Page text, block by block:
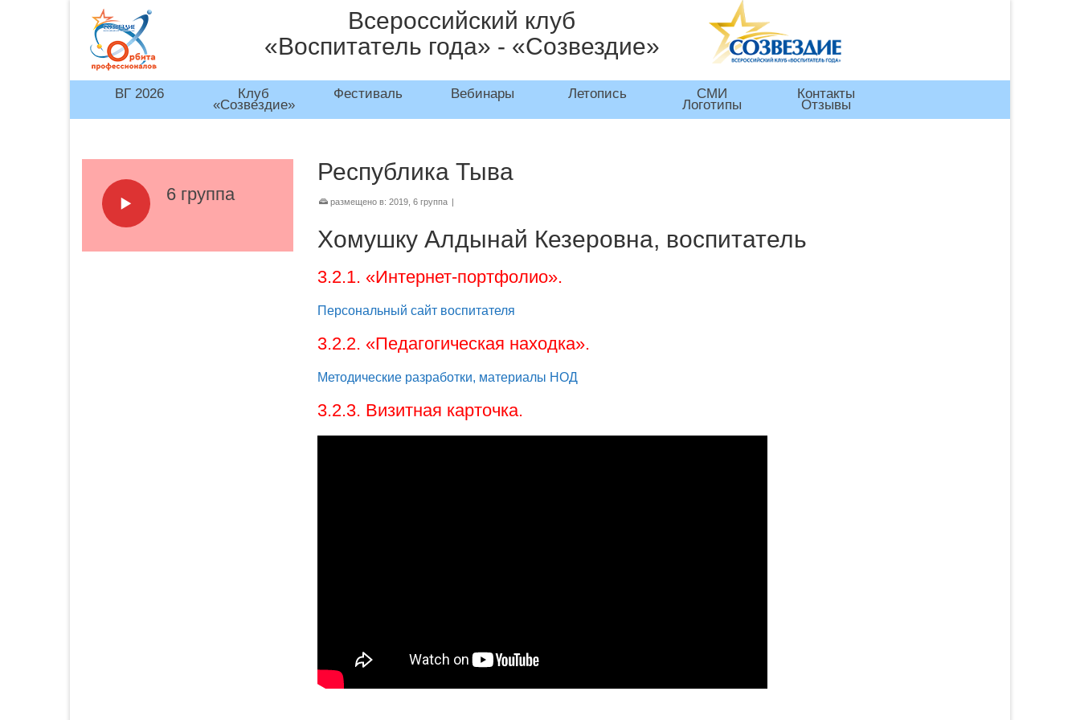
Всероссийский клуб
«Воспитатель года» - «Созвездие»
ВГ 2026 Клуб
«Созвездие»
Фестиваль Вебинары Летопись СМИ
Логотипы
Контакты
Отзывы
Республика Тыва
размещено в: 2019, 6 группа |
Хомушку Алдынай Кезеровна, воспитатель
3.2.1. «Интернет-портфолио».
Персональный сайт воспитателя
3.2.2. «Педагогическая находка».
Методические разработки, материалы НОД
3.2.3. Визитная карточка.
6 группа